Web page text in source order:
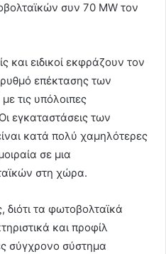
συν 70 MW τον
ειδικοί εκφράζουν τον
επέκτασης των
τις υπόλοιπες
εγκαταστάσεις των
κατά πολύ χαμηλότερες
σε μια
στη χώρα.
διότι τα φωτοβολταϊκά
και προφίλ
σύγχρονο σύστημα